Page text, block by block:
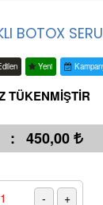
BOTOX
Yeni
TÜKENMİŞTİR
: 450,00